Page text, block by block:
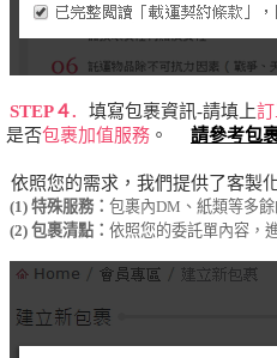
STEP４. 填寫包裹資訊-請填上
是否包裹加值服務 。 請參考包
依照您的需求，我們提供了客製
(1) 特殊服務： 包裹內DM、紙類等多
(2) 包裹清點： 依照您的委託單內容，